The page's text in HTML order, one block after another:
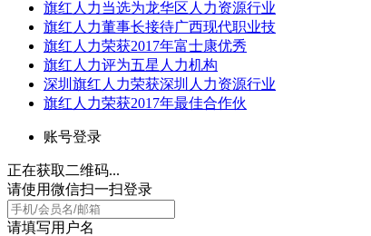
旗红人力当选为龙华区人力资源行业
旗红人力董事长接待广西现代职业技
旗红人力荣获2017年富士康优秀
旗红人力评为五星人力机构
深圳旗红人力荣获深圳人力资源行业
旗红人力荣获2017年最佳合作伙
账号登录
正在获取二维码...
请使用微信扫一扫登录
请填写用户名